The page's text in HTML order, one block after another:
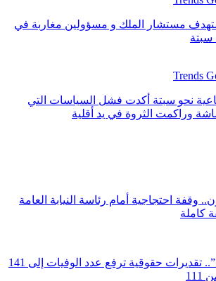
مستشار الملك و مسؤولين مغاربة في
سبتة
نحو سبتة أكدت فشل السياسات التي
وراكمت الثروة في يد أقلية
وقفة احتجاجية أمام رئاسة النيابة العامة
كاملة
“أحداث سبتة ومليلية”.. تقديرات حقوقية ترفع عدد الوفيات إلى 141